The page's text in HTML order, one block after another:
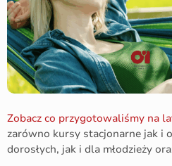
Zobacz co przygotowaliśmy na
zarówno kursy stacjonarne jak i
dorosłych, jak i dla młodzieży